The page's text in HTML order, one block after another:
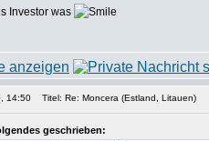
Investor was
14:50 Titel: Re: Moncera (Estland, Litauen)
geschrieben: